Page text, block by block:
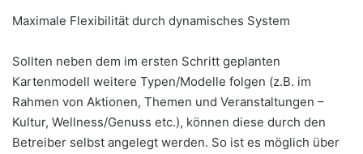
Maximale Flexibilität durch dynamisches System
Sollten neben dem im ersten Schritt geplanten
Kartenmodell weitere Typen/Modelle folgen (z.B. im
Rahmen von Aktionen, Themen und Veranstaltungen –
Kultur, Wellness/Genuss etc.), können diese durch den
Betreiber selbst angelegt werden. So ist es möglich über